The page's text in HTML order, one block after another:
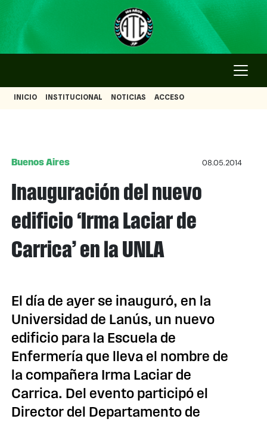
INICIO INSTITUCIONAL NOTICIAS ACCESO
Buenos Aires 08.05.2014
Inauguración del nuevo
edificio ‘Irma Laciar de
Carrica’ en la UNLA
El día de ayer se inauguró, en la
Universidad de Lanús, un nuevo
edificio para la Escuela de
Enfermería que lleva el nombre de
la compañera Irma Laciar de
Carrica. Del evento participó el
Director del Departamento de